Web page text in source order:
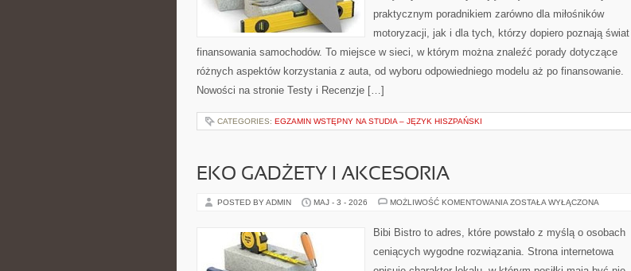
praktycznym poradnikiem zarówno dla miłośników
motoryzacji, jak i dla tych, którzy dopiero poznają świat
finansowania samochodów. To miejsce w sieci, w którym można znaleźć porady dotyczące
różnych aspektów korzystania z auta, od wyboru odpowiedniego modelu aż po finansowanie.
Nowości na stronie Testy i Recenzje […]
CATEGORIES: EGZAMIN WSTĘPNY NA STUDIA – JĘZYK HISZPAŃSKI
EKO GADŻETY I AKCESORIA
POSTED BY ADMIN MAJ - 3 - 2026 MOŻLIWOŚĆ KOMENTOWANIA EKO
AKCESORIA
ZOSTAŁA WYŁĄCZONA
Bibi Bistro to adres, które powstało z myślą o osobach
ceniących wygodne rozwiązania. Strona internetowa